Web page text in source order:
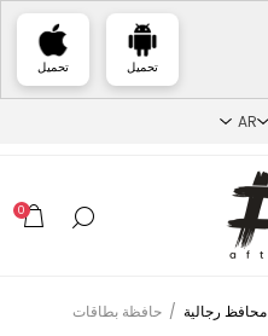
تحميل تحميل
0
محافظ رجالية / حافظة بطاقات